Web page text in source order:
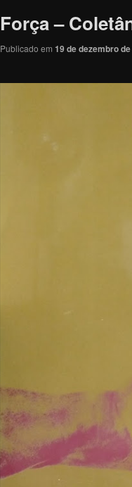
Força –
Publicado em 19 de dezembro